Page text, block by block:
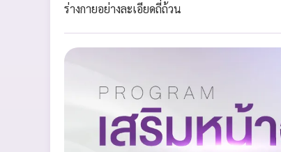
ร่างกายอย่างละเอียดถี่ถ้วน